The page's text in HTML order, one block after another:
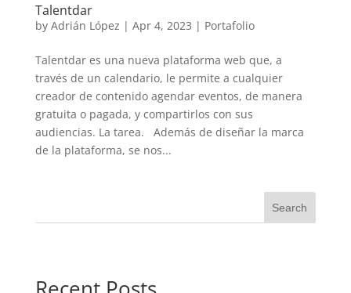
Talentdar
by Adrián López | Apr 4, 2023 | Portafolio
Talentdar es una nueva plataforma web que, a
través de un calendario, le permite a cualquier
creador de contenido agendar eventos, de manera
gratuita o pagada, y compartirlos con sus
audiencias. La tarea. Además de diseñar la marca
de la plataforma, se nos...
Search